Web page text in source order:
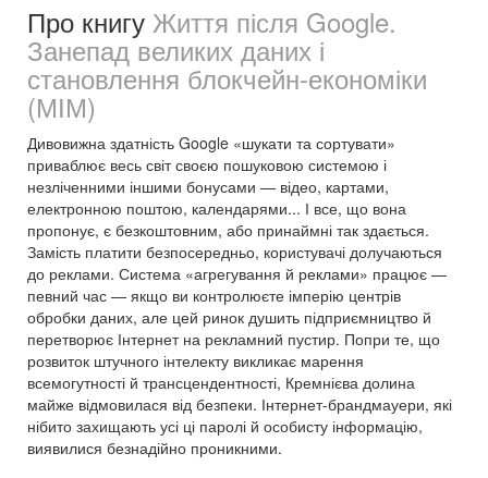
Про книгу Життя після Google.
Занепад великих даних і
становлення блокчейн-економіки
(МІМ)
Дивовижна здатність Google «шукати та сортувати»
приваблює весь світ своєю пошуковою системою і
незліченними іншими бонусами — відео, картами,
електронною поштою, календарями... І все, що вона
пропонує, є безкоштовним, або принаймні так здається.
Замість платити безпосередньо, користувачі долучаються
до реклами. Система «агрегування й реклами» працює —
певний час — якщо ви контролюєте імперію центрів
обробки даних, але цей ринок душить підприємництво й
перетворює Інтернет на рекламний пустир. Попри те, що
розвиток штучного інтелекту викликає марення
всемогутності й трансцендентності, Кремнієва долина
майже відмовилася від безпеки. Інтернет-брандмауери, які
нібито захищають усі ці паролі й особисту інформацію,
виявилися безнадійно проникними.